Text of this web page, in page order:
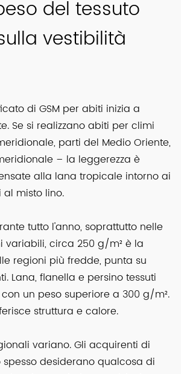
del tessuto
vestibilità
di GSM per abiti inizia a
Se si realizzano abiti per climi
parti del Medio Oriente,
– la leggerezza è
alla lana tropicale intorno ai
al misto lino.
tutto l'anno, soprattutto nelle
variabili, circa 250 g/m² è la
regioni più fredde, punta su
Lana, flanella e persino tessuti
un peso superiore a 300 g/m².
struttura e calore.
variano. Gli acquirenti di
spesso desiderano qualcosa di